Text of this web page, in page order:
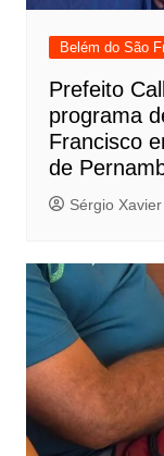
Belém do São
Prefeito
programa
Francisco
de
Sérgio Xavier